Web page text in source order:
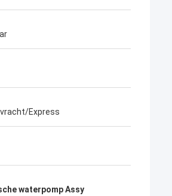
Express
waterpomp Assy